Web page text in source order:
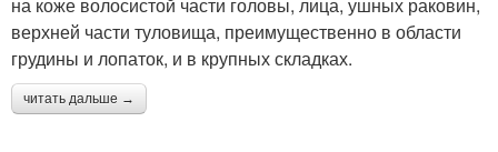
на коже волосистой части головы, лица, ушных раковин,
верхней части туловища, преимущественно в области
грудины и лопаток, и в крупных складках.
читать дальше →